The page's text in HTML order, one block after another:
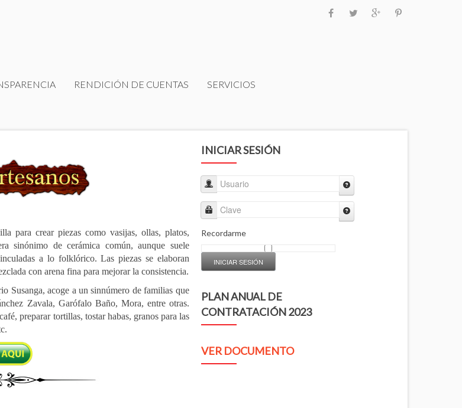
RENDICIÓN DE CUENTAS SERVICIOS
para crear piezas como vasijas, ollas, platos,
sinónimo de cerámica común, aunque suele
a lo folklórico.Las piezas se elaboran
con arena fina para mejorar la consistencia.
Susanga, acoge a un sinnúmero de familias que
Zavala, Garófalo Baño, Mora, entre otras.
preparar tortillas, tostar habas, granos para las
INICIAR SESIÓN
Usuario
Clave
Recordarme
INICIAR SESIÓN
PLAN ANUAL DE
CONTRATACIÓN 2023
VER DOCUMENTO